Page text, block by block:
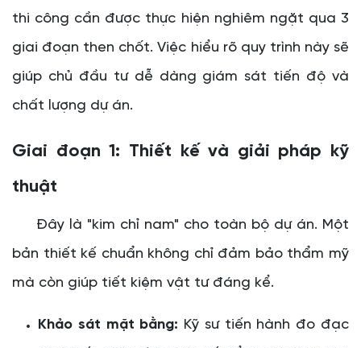
thi công cần được thực hiện nghiêm ngặt qua 3
giai đoạn then chốt. Việc hiểu rõ quy trình này sẽ
giúp chủ đầu tư dễ dàng giám sát tiến độ và
chất lượng dự án.
Giai đoạn 1: Thiết kế và giải pháp kỹ
thuật
Đây là "kim chỉ nam" cho toàn bộ dự án. Một
bản thiết kế chuẩn không chỉ đảm bảo thẩm mỹ
mà còn giúp tiết kiệm vật tư đáng kể.
Khảo sát mặt bằng: Kỹ sư tiến hành đo đạc